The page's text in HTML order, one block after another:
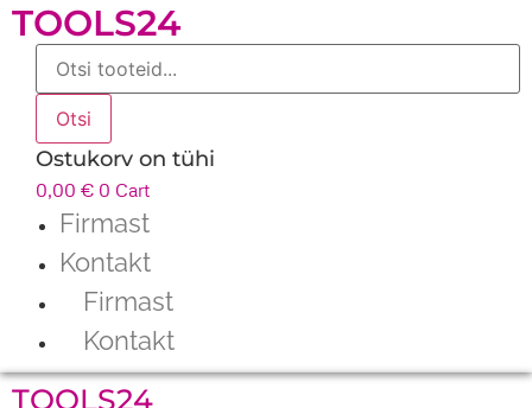
TOOLS24
Products
search
Otsi
Ostukorv on tühi
0,00 € 0 Cart
Firmast
Kontakt
Firmast
Kontakt
TOOLS24